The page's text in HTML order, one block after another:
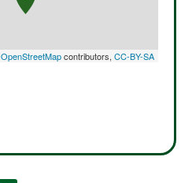
OpenStreetMapcontributors, CC-BY-SA